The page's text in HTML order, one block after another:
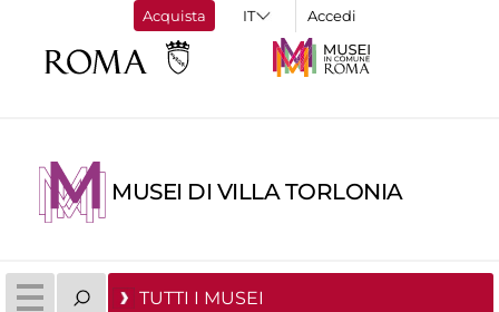
Acquista Accedi
MUSEI DI VILLA TORLONIA
TUTTI I MUSEI